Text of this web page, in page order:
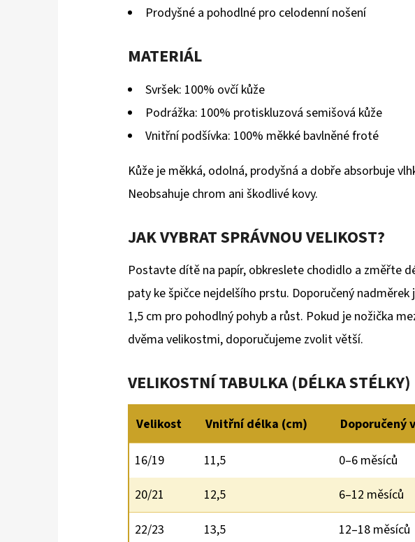
Prodyšné a pohodlné pro celodenní nošení
MATERIÁL
Svršek: 100% ovčí kůže
Podrážka: 100% protiskluzová semišová kůže
Vnitřní podšívka: 100% měkké bavlněné froté
Kůže je měkká, odolná, prodyšná a dobře absorbuje
Neobsahuje chrom ani škodlivé kovy.
JAK VYBRAT SPRÁVNOU VELIKOST?
Postavte dítě na papír, obkreslete chodidlo a změřte
paty ke špičce nejdelšího prstu. Doporučený nadměrek
1,5 cm pro pohodlný pohyb a růst. Pokud je nožička
dvěma velikostmi, doporučujeme zvolit větší.
VELIKOSTNÍ TABULKA (DÉLKA STÉLKY)
Velikost Vnitřní délka (cm) Doporučený
16/19 11,5
0–6 měsíců
20/21
12,5
6–12 měsíců
22/23
13,5
12–18 měsíců